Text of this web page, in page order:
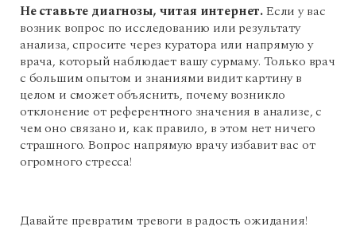
Не ставьте диагнозы, читая интернет.Если у вас
возник вопрос по исследованию или результату
анализа, спросите через куратора или напрямую у
врача, который наблюдает вашу сурмаму. Только врач
с большим опытом и знаниями видит картину в
целом и сможет объяснить, почему возникло
отклонение от референтного значения в анализе, с
чем оно связано и, как правило, в этом нет ничего
страшного. Вопрос напрямую врачу избавит вас от
огромного стресса!
Давайте превратим тревоги в радость ожидания!